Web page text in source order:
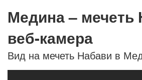
Медина – мечеть
веб-камера
Вид на мечеть Набави в